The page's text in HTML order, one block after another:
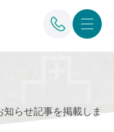
知らせ記事を掲載しま